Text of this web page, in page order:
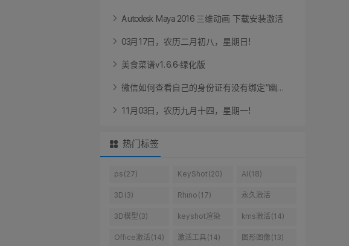
Autodesk Maya 201 6 三维动画 下载安装激活
03月 1 7日 ， 农历二 月 初八 ， 星期 日 !
美食菜谱v1 .6.6-绿化版
微信如何查看自 己的身份证有没有绑定“幽...
1 1 月 03日 ， 农历九 月 十四 ， 星期一!
热门标签
在线高清壁纸 廿八导航 抖音音乐提取
二维码生成器 微信四九图生
成器
国庆头像生成
器
让照片动起来 音乐搜索下载 舔狗日记
罗盘时间 图片水印打码 短网址